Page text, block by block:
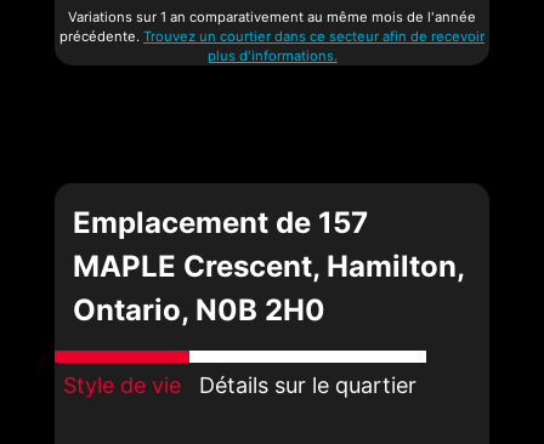
Variations sur 1 an comparativement au même mois de l'année
précédente. Trouvez un courtier dans ce secteur afin de recevoir
plus d'informations.
Emplacement de 157
MAPLE Crescent, Hamilton,
Ontario, N0B 2H0
Style de vie Détails sur le quartier